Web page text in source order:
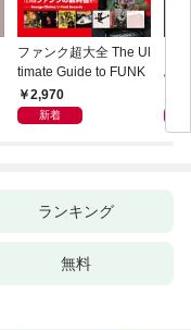
ファンク超大全 The Ul
timate Guide to FUNK
2,970
新着
ぶ
ク
ランキング
無料